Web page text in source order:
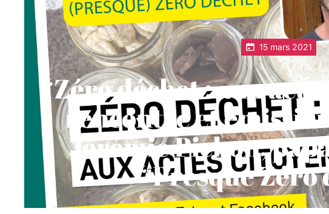
15 mars 2021
“Zéro déchet : aux
rencontre et
Jérémie Pichon,
“Presque Zéro